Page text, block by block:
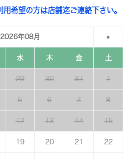
希望の方は店舗迄ご連絡下さい。
2026年08月 »
水 木 金 土
29 30 31 1
5 6 7 8
12 13 14 15
19 20 21 22